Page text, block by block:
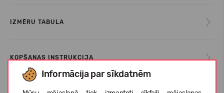
Informācija par sīkdatnēm
IZMĒRU TABULA
KOPŠANAS INSTRUKCIJA